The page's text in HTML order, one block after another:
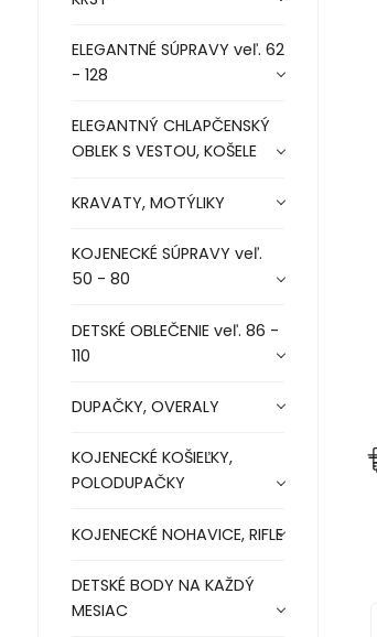
ELEGANTNÉ SÚPRAVY veľ. 62
- 128
ELEGANTNÝ CHLAPČENSKÝ
OBLEK S VESTOU, KOŠELE
KRAVATY, MOTÝLIKY
KOJENECKÉ SÚPRAVY veľ.
50 - 80
DETSKÉ OBLEČENIE veľ. 86 -
110
DUPAČKY, OVERALY
KOJENECKÉ KOŠIEĽKY,
POLODUPAČKY
KOJENECKÉ NOHAVICE, RIFLE
DETSKÉ BODY NA KAŽDÝ
MESIAC